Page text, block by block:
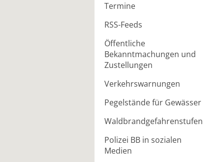
Termine
RSS-Feeds
Öffentliche
Bekanntmachungen und
Zustellungen
Verkehrswarnungen
Pegelstände für Gewässer
Waldbrandgefahrenstufen
Polizei BB in sozialen
Medien